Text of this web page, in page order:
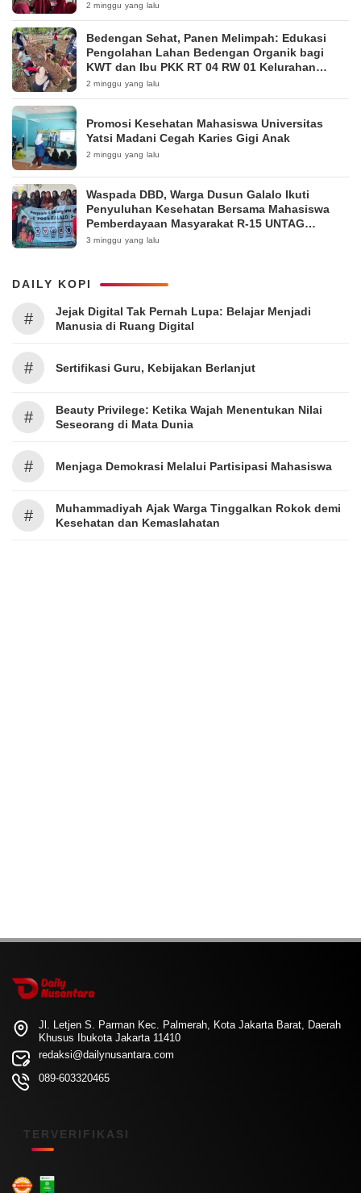
2 minggu yang lalu
Bedengan Sehat, Panen Melimpah: Edukasi
Pengolahan Lahan Bedengan Organik bagi
KWT dan Ibu PKK RT 04 RW 01 Kelurahan
Pakintelan
2 minggu yang lalu
Promosi Kesehatan Mahasiswa Universitas
Yatsi Madani Cegah Karies Gigi Anak
2 minggu yang lalu
Waspada DBD, Warga Dusun Galalo Ikuti
Penyuluhan Kesehatan Bersama Mahasiswa
Pemberdayaan Masyarakat R-15 UNTAG
Surabaya 2026
3 minggu yang lalu
DAILY KOPI
#
Jejak Digital Tak Pernah Lupa: Belajar Menjadi
Manusia di Ruang Digital
# Sertifikasi Guru, Kebijakan Berlanjut
#
Beauty Privilege: Ketika Wajah Menentukan Nilai
Seseorang di Mata Dunia
# Menjaga Demokrasi Melalui Partisipasi Mahasiswa
#
Muhammadiyah Ajak Warga Tinggalkan Rokok demi
Kesehatan dan Kemaslahatan
Jl. Letjen S. Parman Kec. Palmerah, Kota Jakarta Barat, Daerah
Khusus Ibukota Jakarta 11410
redaksi@dailynusantara.com
089-603320465
TERVERIFIKASI